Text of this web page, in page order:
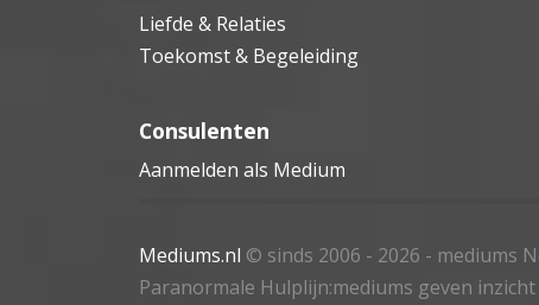
Liefde & Relaties
Toekomst & Begeleiding
Consulenten
Aanmelden als Medium
Mediums.nl © sinds 2006 - 2026 - mediums
Paranormale Hulplijn:mediums geven